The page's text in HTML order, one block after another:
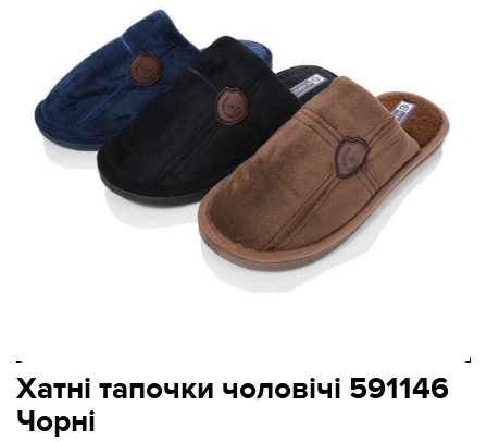
Хатні тапочки чоловічі 591146
Чорні